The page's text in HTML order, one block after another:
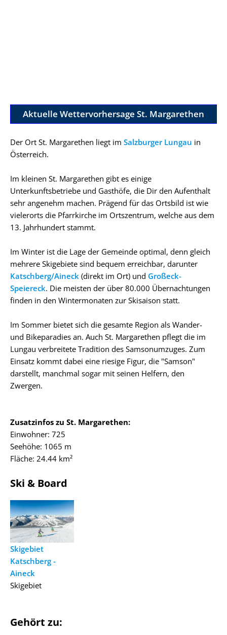
Aktuelle Wettervorhersage St. Margarethen
Der Ort St. Margarethen liegt im Salzburger Lungau in
Österreich.
Im kleinen St. Margarethen gibt es einige
Unterkunftsbetriebe und Gasthöfe, die Dir den Aufenthalt
sehr angenehm machen. Prägend für das Ortsbild ist wie
vielerorts die Pfarrkirche im Ortszentrum, welche aus dem
13. Jahrhundert stammt.
Im Winter ist die Lage der Gemeinde optimal, denn gleich
mehrere Skigebiete sind bequem erreichbar, darunter
Katschberg/Aineck (direkt im Ort) und Großeck-
Speiereck. Die meisten der über 80.000 Übernachtungen
finden in den Wintermonaten zur Skisaison statt.
Im Sommer bietet sich die gesamte Region als Wander-
und Bikeparadies an. Auch St. Margarethen pflegt die im
Lungau verbreitete Tradition des Samsonumzuges. Zum
Einsatz kommt dabei eine riesige Figur, die "Samson"
darstellt, manchmal sogar mit seinen Helfern, den
Zwergen.
Zusatzinfos zu St. Margarethen:
Einwohner: 725
Seehöhe: 1065 m
Fläche: 24.44 km²
Ski & Board
Skigebiet
Katschberg -
Aineck
Skigebiet
Gehört zu: